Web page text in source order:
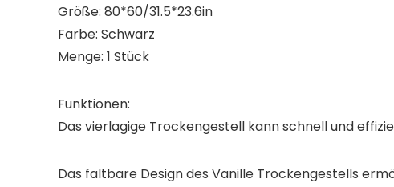
Größe: 80*60/31.5*23.6in
Farbe: Schwarz
Menge: 1 Stück
Funktionen:
Das vierlagige Trockengestell kann schnell und
Das faltbare Design des Vanille Trockengestells